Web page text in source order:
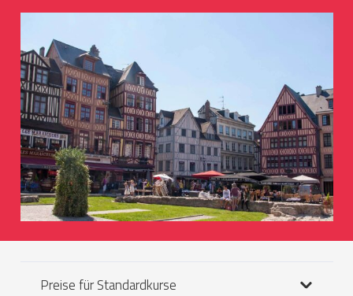
Preise für Standardkurse